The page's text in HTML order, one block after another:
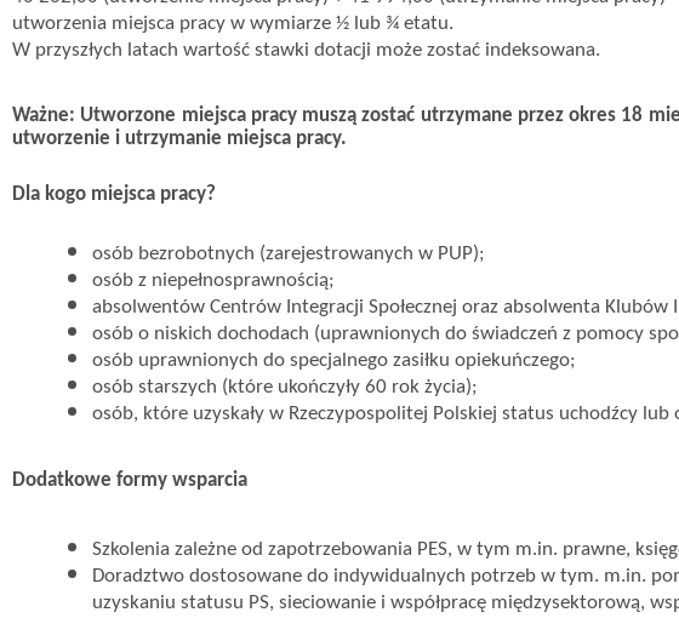
utworzenia miejsca pracy w wymiarze ½ lub ¾ etatu.
W przyszłych latach wartość stawki dotacji może zostać indeksowana.
Ważne: Utworzone miejsca pracy muszą zostać utrzymane przez okres 18
utworzenie i utrzymanie miejsca pracy.
Dla kogo miejsca pracy?
osób bezrobotnych (zarejestrowanych w PUP);
osób z niepełnosprawnością;
absolwentów Centrów Integracji Społecznej oraz absolwenta Klubów
osób o niskich dochodach (uprawnionych do świadczeń z pomocy
osób uprawnionych do specjalnego zasiłku opiekuńczego;
osób starszych (które ukończyły 60 rok życia);
osób, które uzyskały w Rzeczypospolitej Polskiej status uchodźcy lub
Dodatkowe formy wsparcia
Szkolenia zależne od zapotrzebowania PES, w tym m.in. prawne,
Doradztwo dostosowane do indywidualnych potrzeb w tym. m.in.
uzyskaniu statusu PS, sieciowanie i współpracę międzysektorową,